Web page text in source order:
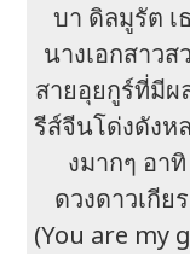
บา ดิลมูรัต เ
นางเอกสาวส
สายอุยกูร์ที่มีผ
รีส์จีนโด่งดังห
งมากๆ อา
ดวงดาวเกีย
(You are my